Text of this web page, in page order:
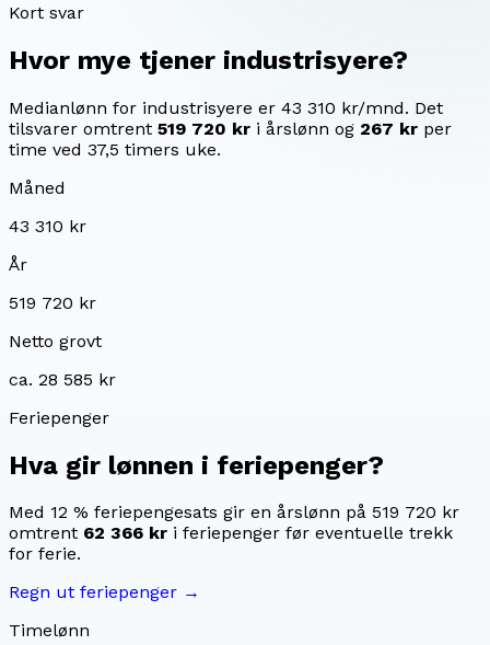
Kort svar
Hvor mye tjener industrisyere?
Medianlønn for industrisyere er 43 310 kr/mnd. Det
tilsvarer omtrent 519 720 kr i årslønn og 267 kr per
time ved 37,5 timers uke.
Måned
43 310 kr
År
519 720 kr
Netto grovt
ca. 28 585 kr
Feriepenger
Hva gir lønnen i feriepenger?
Med 12 % feriepengesats gir en årslønn på 519 720 kr
omtrent 62 366 kr i feriepenger før eventuelle trekk
for ferie.
Regn ut feriepenger →
Timelønn